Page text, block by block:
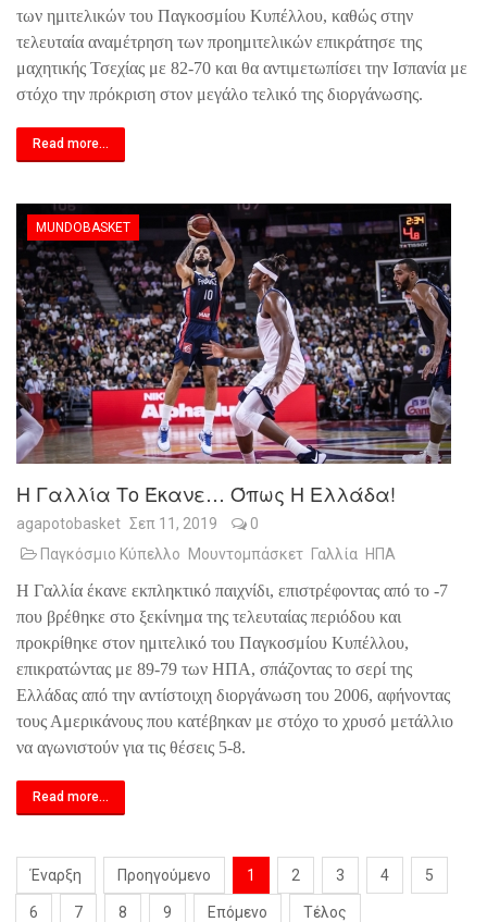
των ημιτελικών του Παγκοσμίου Κυπέλλου, καθώς στην
τελευταία αναμέτρηση των προημιτελικών επικράτησε της
μαχητικής Τσεχίας με 82-70 και θα αντιμετωπίσει την Ισπανία με
στόχο την πρόκριση στον μεγάλο τελικό της διοργάνωσης.
Read more...
MUNDOBASKET
Η Γαλλία Το Έκανε… Όπως Η Ελλάδα!
agapotobasket Σεπ 11, 2019
0
Παγκόσμιο Κύπελλο
Μουντομπάσκετ Γαλλία ΗΠΑ
Η Γαλλία έκανε εκπληκτικό παιχνίδι, επιστρέφοντας από το -7
που βρέθηκε στο ξεκίνημα της τελευταίας περιόδου και
προκρίθηκε στον ημιτελικό του Παγκοσμίου Κυπέλλου,
επικρατώντας με 89-79 των ΗΠΑ, σπάζοντας το σερί της
Ελλάδας από την αντίστοιχη διοργάνωση του 2006, αφήνοντας
τους Αμερικάνους που κατέβηκαν με στόχο το χρυσό μετάλλιο
να αγωνιστούν για τις θέσεις 5-8.
Read more...
Έναρξη Προηγούμενο 1 2 3 4 5
6 7 8 9 Επόμενο Τέλος